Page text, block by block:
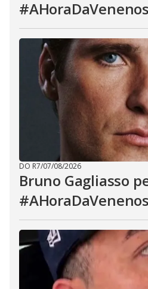
DO R7/07/08/2026
Bruno Gagliasso